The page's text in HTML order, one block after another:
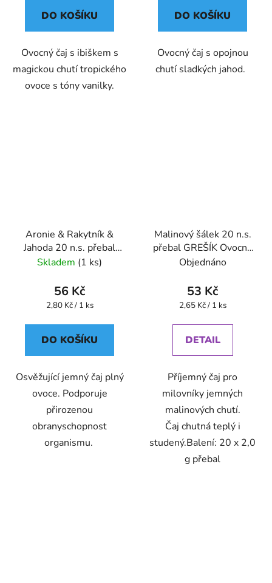
DO KOŠÍKU
Ovocný čaj s ibiškem s
magickou chutí tropického
ovoce s tóny vanilky.
DO KOŠÍKU
Ovocný čaj s opojnou
chutí sladkých jahod.
Aronie & Rakytník &
Jahoda 20 n.s. přebal
GREŠÍK Ovocný čaj
Skladem (1 ks)
56 Kč
Měrná
2,80 Kč / 1 ks
DO KOŠÍKU
Osvěžující jemný čaj plný
ovoce. Podporuje
přirozenou
obranyschopnost
organismu.
Malinový šálek 20 n.s.
přebal GREŠÍK Ovocný
čaj
Objednáno
53 Kč
Měrná
2,65 Kč / 1 ks
DETAIL
Příjemný čaj pro
milovníky jemných
malinových chutí.
Čaj chutná teplý i
studený.Balení: 20 x 2,0
g přebal